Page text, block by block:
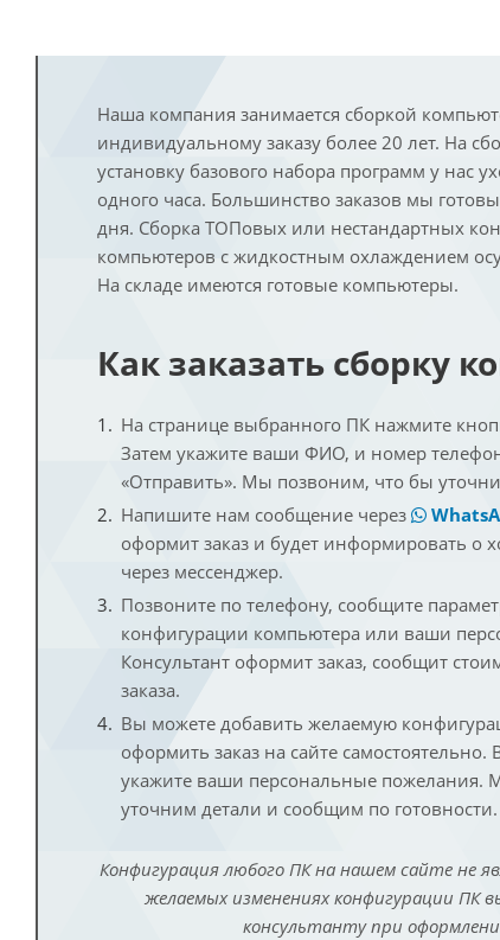
Наша компания занимается сборкой
индивидуальному заказу более 20 лет. На
установку базового набора программ у нас
одного часа. Большинство заказов мы
дня. Сборка ТОПовых или нестандартных
компьютеров с жидкостным охлаждением
На складе имеются готовые компьютеры.
Как заказать сборку
На странице выбранного ПК нажмите
Затем укажите ваши ФИО, и номер
«Отправить». Мы позвоним, что бы
Напишите нам сообщение через
оформит заказ и будет информировать о
через мессенджер.
Позвоните по телефону, сообщите
конфигурации компьютера или ваши
Консультант оформит заказ, сообщит
заказа.
Вы можете добавить желаемую
оформить заказ на сайте самостоятельно.
укажите ваши персональные пожелания.
уточним детали и сообщим по готовности.
Конфигурация любого ПК на нашем сайте не
желаемых изменениях конфигурации ПК
консультанту при